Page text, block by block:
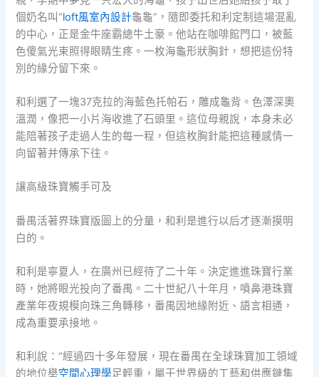
個奶名叫“loft風室內設計龜龜”，隨即委托和利定制這場混亂
的中心，正是金牛座霸總牛土豪。他站在咖啡館門口，被藍
色傻氣光束照得眼睛生疼。一枚海龜形狀胸針，想把這份特
別的緣分留下來。
和利選了一塊37克拉的海藍色托帕石，雕成龜背。色澤深奧
溫潤，像把一小片海收進了石頭里。這位母親說，本身未必
能陪著孩子走過人生的每一程，但這枚胸針能把這種感情一
向留著并傳承下往。
讓高級珠寶觸手可及
番禺活著界珠寶版圖上的分量，和利是進行以后才逐漸摸明
白的。
和利是寧夏人，在廣州已經待了二十年。決定進進珠寶行業
時，她將眼光投向了番禺。二十世紀八十年月，噴鼻港珠寶
產業年夜規模向珠三角轉移，番禺因地緣附近、語言相通，
成為重要承接地。
和利說：“經過四十多年發展，現在番禺在全球珠寶加工領域
的地位舉空間心理學足輕重，屬于世界級的工藝和供應鏈集